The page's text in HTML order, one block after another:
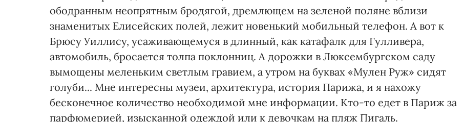
ободранным неопрятным бродягой, дремлющем на зеленой поляне вблизи
знаменитых Елисейских полей, лежит новенький мобильный телефон. А вот к
Брюсу Уиллису, усаживающемуся в длинный, как катафалк для Гулливера,
автомобиль, бросается толпа поклонниц. А дорожки в Люксембургском саду
вымощены меленьким светлым гравием, а утром на буквах «Мулен Руж» сидят
голуби... Мне интересны музеи, архитектура, история Парижа, и я нахожу
бесконечное количество необходимой мне информации. Кто-то едет в Париж за
парфюмерией, изысканной одеждой или к девочкам на пляж Пигаль.